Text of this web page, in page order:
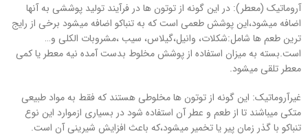
آروماتیک (معطر): در این گونه از توتون ها در فرآیند تولید پوششی به آنها
اضافه میشود،این پوشش طعمی است که به تنباکو اضافه میشود برخی از رایج
ترین طعم ها شامل:شکلات، وانیل،گیلاس، سیب ،مشروبات الکلی و…
است.بسته به میزان استفاده از پوشش مخلوط بدست آمده نیه معطر یا کمی
معطر تلقی میشود.
غیرآروماتیک: این گونه از توتون ها مخلوطی هستند که فقط به مواد طبیعی
متکی میباشند تا از طعم و عطر آن استفاده شود در بسیاری ازموارد این نوع
تنباکو با گذر زمان پیر یا تخمیر میشود،که باعث افزایش شیرینی آن است.